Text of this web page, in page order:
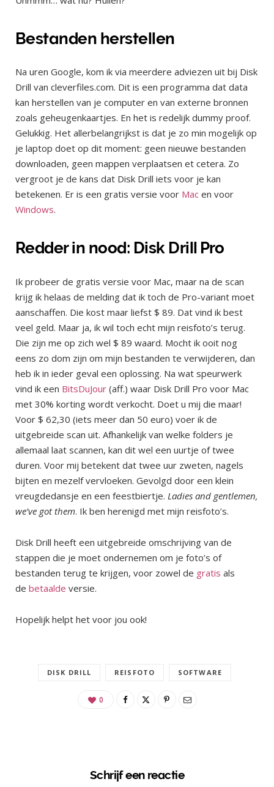
Bestanden herstellen
Na uren Google, kom ik via meerdere adviezen uit bij Disk
Drill van cleverfiles.com. Dit is een programma dat data
kan herstellen van je computer en van externe bronnen
zoals geheugenkaartjes. En het is redelijk dummy proof.
Gelukkig. Het allerbelangrijkst is dat je zo min mogelijk op
je laptop doet op dit moment: geen nieuwe bestanden
downloaden, geen mappen verplaatsen et cetera. Zo
vergroot je de kans dat Disk Drill iets voor je kan
betekenen. Er is een gratis versie voor Mac en voor
Windows.
Redder in nood: Disk Drill Pro
Ik probeer de gratis versie voor Mac, maar na de scan
krijg ik helaas de melding dat ik toch de Pro-variant moet
aanschaffen. Die kost maar liefst $ 89. Dat vind ik best
veel geld. Maar ja, ik wil toch echt mijn reisfoto’s terug.
Die zijn me op zich wel $ 89 waard. Mocht ik ooit nog
eens zo dom zijn om mijn bestanden te verwijderen, dan
heb ik in ieder geval een oplossing. Na wat speurwerk
vind ik een BitsDuJour (aff.) waar Disk Drill Pro voor Mac
met 30% korting wordt verkocht. Doet u mij die maar!
Voor $ 62,30 (iets meer dan 50 euro) voer ik de
uitgebreide scan uit. Afhankelijk van welke folders je
allemaal laat scannen, kan dit wel een uurtje of twee
duren. Voor mij betekent dat twee uur zweten, nagels
bijten en mezelf vervloeken. Gevolgd door een klein
vreugdedansje en een feestbiertje. Ladies and gentlemen,
we’ve got them. Ik ben herenigd met mijn reisfoto’s.
Disk Drill heeft een uitgebreide omschrijving van de
stappen die je moet ondernemen om je foto’s of
bestanden terug te krijgen, voor zowel de gratis als
de betaalde versie.
Hopelijk helpt het voor jou ook!
DISK DRILL REISFOTO SOFTWARE
0
Schrijf een reactie